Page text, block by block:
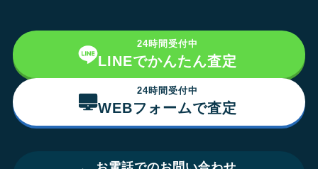
24時間受付中
LINEでかんたん査定
24時間受付中
WEBフォームで査定